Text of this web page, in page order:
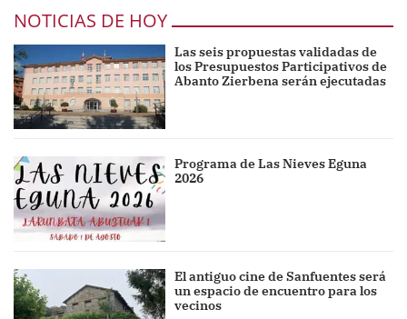
NOTICIAS DE HOY
Las seis propuestas validadas de
los Presupuestos Participativos de
Abanto Zierbena serán ejecutadas
Programa de Las Nieves Eguna
2026
El antiguo cine de Sanfuentes será
un espacio de encuentro para los
vecinos